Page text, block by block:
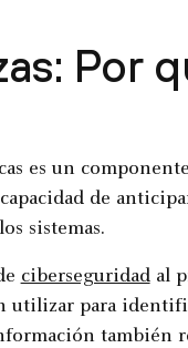
Por
es un
de
sistemas.
ciberseguridadal
utilizar para
también